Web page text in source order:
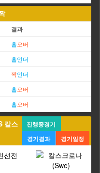
결과
홀오버
홀언더
짝언더
홀오버
홀오버
칼스
진행중경기
경기결과
경기일정
선전